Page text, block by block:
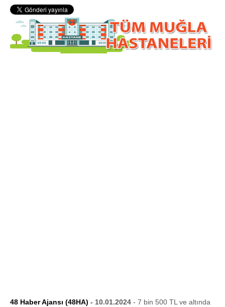
48 Haber Ajansı (48HA) - 10.01.2024 - 7 bin 500 TL ve altında